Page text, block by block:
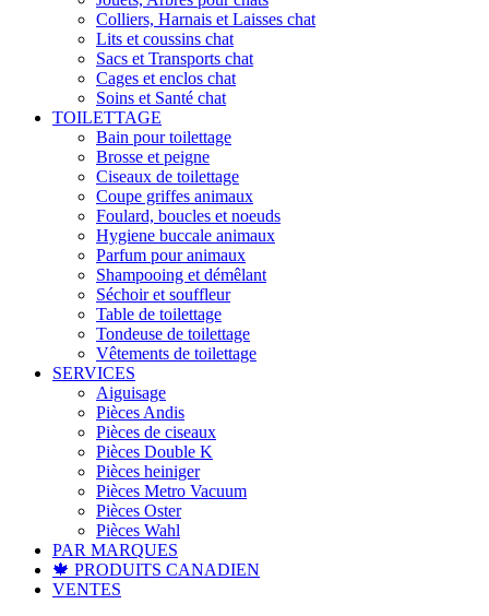
Colliers, Harnais et Laisses chat
Lits et coussins chat
Sacs et Transports chat
Cages et enclos chat
Soins et Santé chat
TOILETTAGE
Bain pour toilettage
Brosse et peigne
Ciseaux de toilettage
Coupe griffes animaux
Foulard, boucles et noeuds
Hygiene buccale animaux
Parfum pour animaux
Shampooing et démêlant
Séchoir et souffleur
Table de toilettage
Tondeuse de toilettage
Vêtements de toilettage
SERVICES
Aiguisage
Pièces Andis
Pièces de ciseaux
Pièces Double K
Pièces heiniger
Pièces Metro Vacuum
Pièces Oster
Pièces Wahl
PAR MARQUES
🍁 PRODUITS CANADIEN
VENTES